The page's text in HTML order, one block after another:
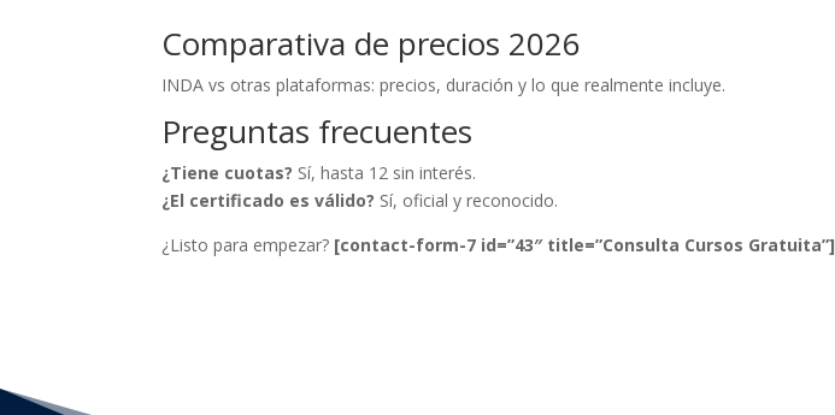
Comparativa de precios 2026
INDA vs otras plataformas: precios, duración y lo que realmente incluye.
Preguntas frecuentes
¿Tiene cuotas? Sí, hasta 12 sin interés.
¿El certificado es válido? Sí, oficial y reconocido.
¿Listo para empezar? [contact-form-7 id=”43″ title=”Consulta Cursos Gratuita”]